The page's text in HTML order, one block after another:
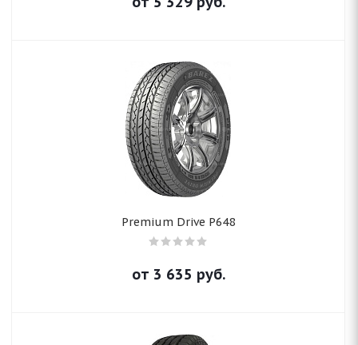
Premium Drive P648
от 3 635 руб.